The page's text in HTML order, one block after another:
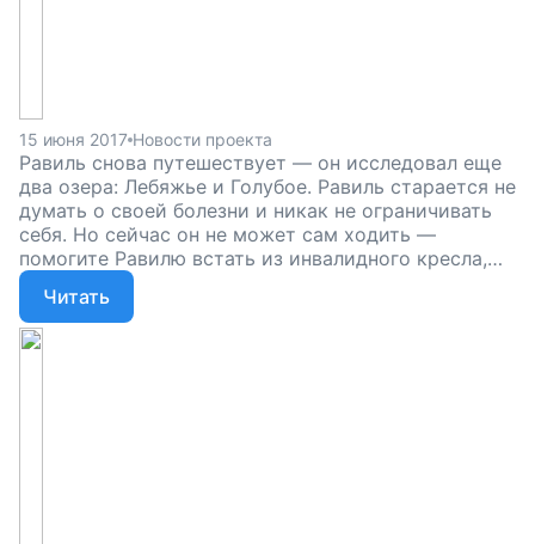
15 июня 2017 Новости проекта
Равиль снова путешествует — он исследовал еще
два озера: Лебяжье и Голубое. Равиль старается не
думать о своей болезни и никак не ограничивать
себя. Но сейчас он не может сам ходить —
помогите Равилю встать из инвалидного кресла,
поддержите наш проект!
Читать